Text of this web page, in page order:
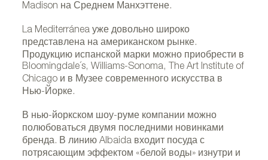
Madison на Среднем Манхэттене.
La Mediterránea уже довольно широко
представлена на американском рынке.
Продукцию испанской марки можно приобрести в
Bloomingdale´s, Williams-Sonoma, The Art Institute of
Chicago и в Музее современного искусства в
Нью-Йорке.
В нью-йоркском шоу-руме компании можно
полюбоваться двумя последними новинками
бренда. В линию Albaida входит посуда с
потрясающим эффектом «белой воды» изнутри и